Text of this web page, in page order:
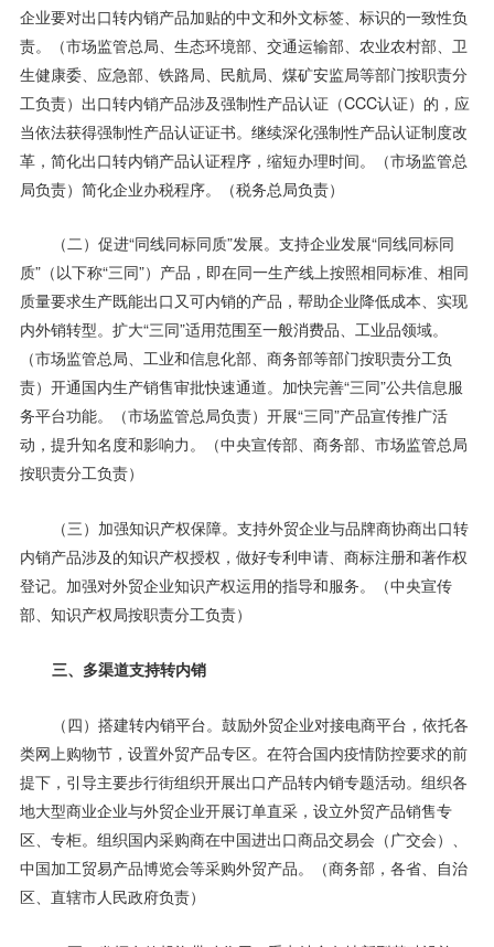
企业要对出口转内销产品加贴的中文和外文标签、标识的一致性负
责。（市场监管总局、生态环境部、交通运输部、农业农村部、卫
生健康委、应急部、铁路局、民航局、煤矿安监局等部门按职责分
工负责）出口转内销产品涉及强制性产品认证（CCC认证）的，应
当依法获得强制性产品认证证书。继续深化强制性产品认证制度改
革，简化出口转内销产品认证程序，缩短办理时间。（市场监管总
局负责）简化企业办税程序。（税务总局负责）
（二）促进“同线同标同质”发展。支持企业发展“同线同标同
质”（以下称“三同”）产品，即在同一生产线上按照相同标准、相同
质量要求生产既能出口又可内销的产品，帮助企业降低成本、实现
内外销转型。扩大“三同”适用范围至一般消费品、工业品领域。
（市场监管总局、工业和信息化部、商务部等部门按职责分工负
责）开通国内生产销售审批快速通道。加快完善“三同”公共信息服
务平台功能。（市场监管总局负责）开展“三同”产品宣传推广活
动，提升知名度和影响力。（中央宣传部、商务部、市场监管总局
按职责分工负责）
（三）加强知识产权保障。支持外贸企业与品牌商协商出口转
内销产品涉及的知识产权授权，做好专利申请、商标注册和著作权
登记。加强对外贸企业知识产权运用的指导和服务。（中央宣传
部、知识产权局按职责分工负责）
三、多渠道支持转内销
（四）搭建转内销平台。鼓励外贸企业对接电商平台，依托各
类网上购物节，设置外贸产品专区。在符合国内疫情防控要求的前
提下，引导主要步行街组织开展出口产品转内销专题活动。组织各
地大型商业企业与外贸企业开展订单直采，设立外贸产品销售专
区、专柜。组织国内采购商在中国进出口商品交易会（广交会）、
中国加工贸易产品博览会等采购外贸产品。（商务部，各省、自治
区、直辖市人民政府负责）